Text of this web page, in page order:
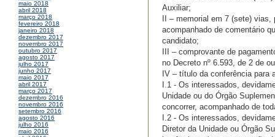
maio 2018
abril 2018
março 2018
fevereiro 2018
janeiro 2018
dezembro 2017
novembro 2017
outubro 2017
agosto 2017
julho 2017
junho 2017
maio 2017
abril 2017
março 2017
dezembro 2016
novembro 2016
setembro 2016
agosto 2016
julho 2016
maio 2016
Auxiliar;
II – memorial em 7 (sete)
acompanhado de comentário
candidato;
III – comprovante de
no Decreto nº 6.593, de 2 de
IV – título da conferência para
I.1 - Os interessados,
Unidade ou do Órgão
concorrer, acompanhado de
I.2 - Os interessados,
Diretor da Unidade ou Órgão